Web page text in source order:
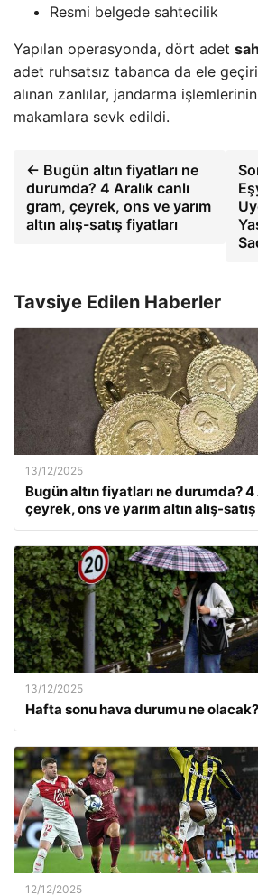
Resmi belgede sahtecilik
Yapılan operasyonda, dört adet
adet ruhsatsız tabanca da ele
alınan zanlılar, jandarma
makamlara sevk edildi.
← Bugün altın fiyatları ne
durumda? 4 Aralık canlı
gram, çeyrek, ons ve yarım
altın alış-satış fiyatları
Tavsiye Edilen Haberler
13/12/2025
Bugün altın fiyatları ne durumda? 4
çeyrek, ons ve yarım altın alış-
13/12/2025
Hafta sonu hava durumu ne olacak?
12/12/2025